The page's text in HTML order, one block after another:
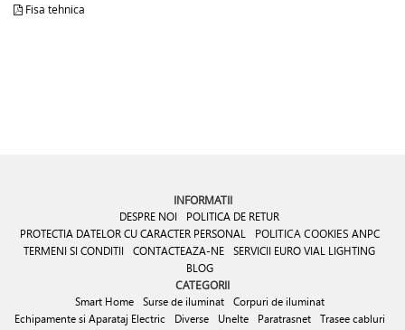
Fisa tehnica
INFORMATII
DESPRE NOI
POLITICA DE RETUR
PROTECTIA DATELOR CU CARACTER PERSONAL
POLITICA COOKIES ANPC
TERMENI SI CONDITII
CONTACTEAZA-NE SERVICII EURO VIAL LIGHTING
BLOG
CATEGORII
Smart Home Surse de iluminat
Corpuri de iluminat
Echipamente si Aparataj Electric
Diverse Unelte Paratrasnet
Trasee cabluri